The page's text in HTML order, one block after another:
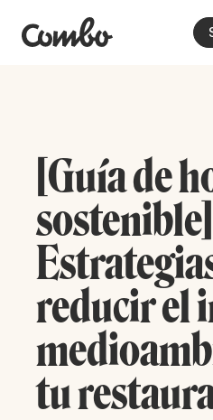
[Guía de
sostenible]
reducir el
tu